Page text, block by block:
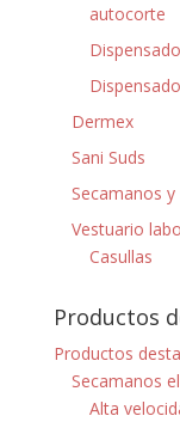
autocorte
Dermex
Sani Suds
Secamanos
Vestuario
Casullas
Productos
Productos
Secamanos
Alta